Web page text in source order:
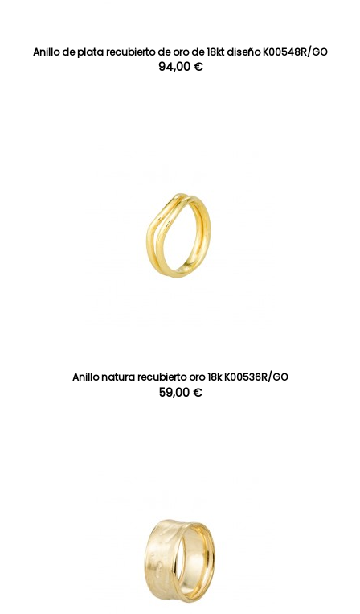
Anillo de plata recubierto de oro de 18kt diseño K00548R/GO
94,00 €
Anillo natura recubierto oro 18k K00536R/GO
59,00 €